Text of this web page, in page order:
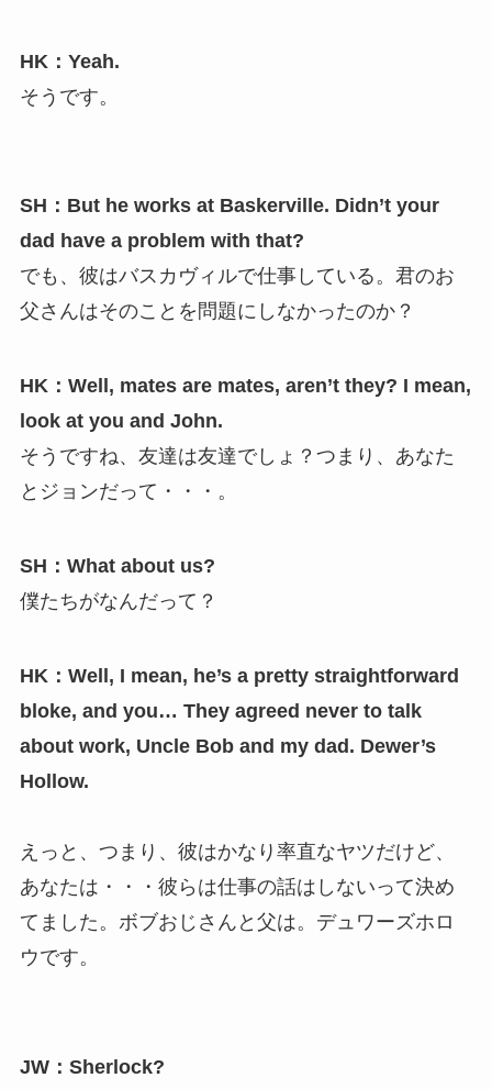
HK：Yeah.
そうです。
SH：But he works at Baskerville. Didn’t your
dad have a problem with that?
でも、彼はバスカヴィルで仕事している。君のお
父さんはそのことを問題にしなかったのか？
HK：Well, mates are mates, aren’t they? I mean,
look at you and John.
そうですね、友達は友達でしょ？つまり、あなた
とジョンだって・・・。
SH：What about us?
僕たちがなんだって？
HK：Well, I mean, he’s a pretty straightforward
bloke, and you… They agreed never to talk
about work, Uncle Bob and my dad. Dewer’s
Hollow.
えっと、つまり、彼はかなり率直なヤツだけど、
あなたは・・・彼らは仕事の話はしないって決め
てました。ボブおじさんと父は。デュワーズホロ
ウです。
JW：Sherlock?